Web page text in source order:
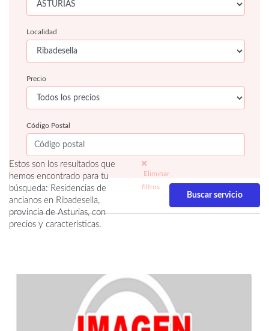
Localidad
Precio
Código Postal
Estos son los resultados que
hemos encontrado para tu
búsqueda: Residencias de
ancianos en Ribadesella,
provincia de Asturias, con
precios y características.
Eliminar
filtros